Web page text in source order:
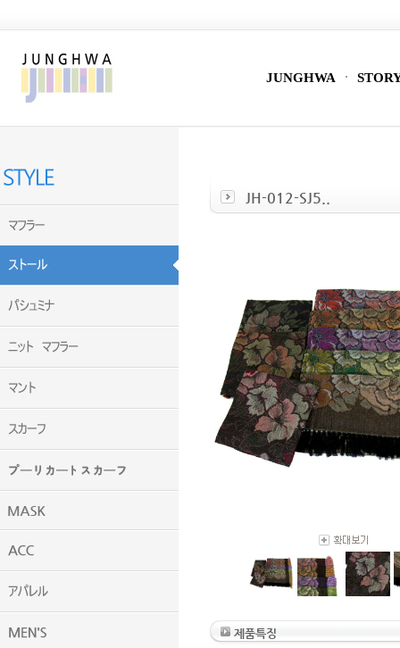
JUNGHWA
JH-012-SJ5..
제품특징